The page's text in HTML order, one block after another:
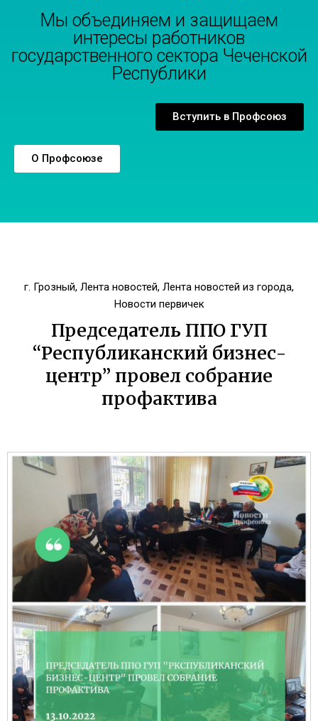
Мы объединяем и защищаем
интересы работников
государственного сектора Чеченской
Республики
Вступить в Профсоюз
О Профсоюзе
г. Грозный, Лента новостей, Лента новостей из города,
Новости первичек
Председатель ППО ГУП
“Республиканский бизнес-
центр” провел собрание
профактива